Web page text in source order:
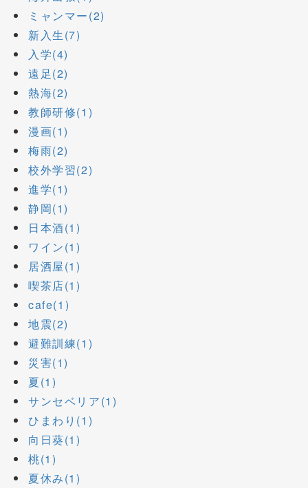
ミャンマー(2)
新入生(7)
入学(4)
遠足(2)
熱海(2)
教師研修(1)
漫画(1)
梅雨(2)
校外学習(2)
進学(1)
静岡(1)
日本酒(1)
ワイン(1)
居酒屋(1)
喫茶店(1)
cafe(1)
地震(2)
避難訓練(1)
災害(1)
夏(1)
サンセベリア(1)
ひまわり(1)
向日葵(1)
桃(1)
夏休み(1)